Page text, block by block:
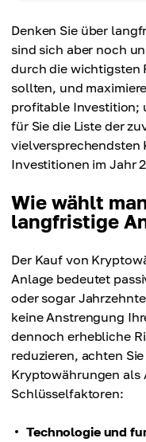
Denken Sie über
sind sich aber noch
durch die wichtigsten
sollten, und
profitable Investition;
für Sie die Liste der
Investitionen im Jahr
Wie wählt
langfristige
Der Kauf von
Anlage bedeutet
oder sogar
keine Anstrengung
dennoch erhebliche
reduzieren, achten
Kryptowährungen als
Schlüsselfaktoren:
Technologie und